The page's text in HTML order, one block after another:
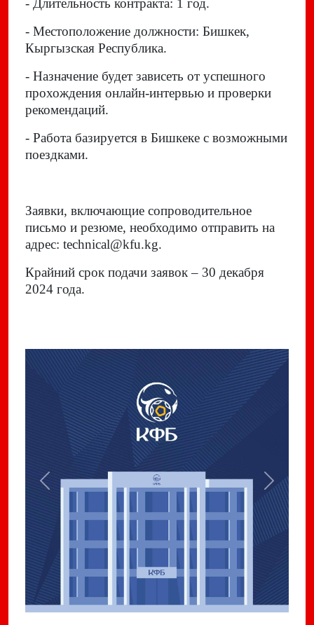
- Длительность контракта: 1 год.
- Местоположение должности: Бишкек,
Кыргызская Республика.
- Назначение будет зависеть от успешного
прохождения онлайн-интервью и проверки
рекомендаций.
- Работа базируется в Бишкеке с возможными
поездками.
Заявки, включающие сопроводительное
письмо и резюме, необходимо отправить на
адрес: technical@kfu.kg.
Крайний срок подачи заявок – 30 декабря
2024 года.
Previous Next